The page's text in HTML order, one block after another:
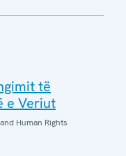
të
e Veriut
Human Rights